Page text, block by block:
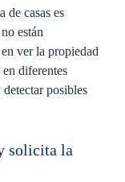
de casas es
están
ver la propiedad
diferentes
posibles
solicita la